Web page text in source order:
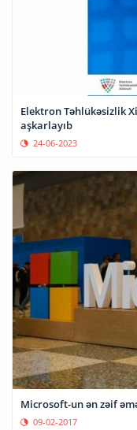
Elektron Təhlükəsizlik
aşkarlayıb
24-06-2023
Microsoft-un ən zəif
09-02-2017